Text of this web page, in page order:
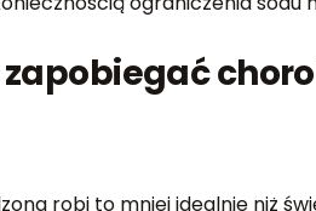
robi to mniej idealnie niż